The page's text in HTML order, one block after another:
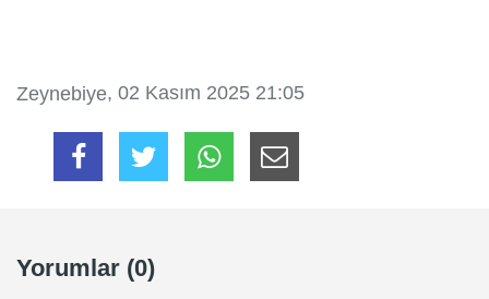
Zeynebiye, 02 Kasım 2025 21:05
Yorumlar (0)